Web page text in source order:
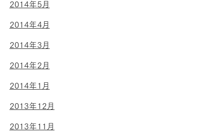
2014年5月
2014年4月
2014年3月
2014年2月
2014年1月
2013年12月
2013年11月